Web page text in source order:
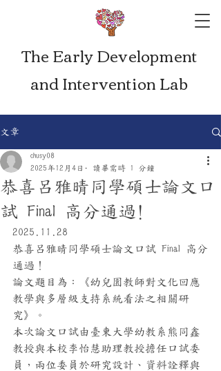
The Early Development
and Intervention Lab
文章
恭喜呂雅晴同學碩士論文口
試 Final 高分通過!
chusy08
2025年12月4日
讀畢需時 1 分鐘
2025.11.28
恭喜呂雅晴同學碩士論文口試 Final 高分
通過！
論文題目為：《幼兒園教師對文化回應
教學與多層級支持系統看法之相關研
究》。
本次論文口試由臺東大學幼教系熊同鑫
教授與本校李怡慧助理教授擔任口試委
員，兩位委員於研究設計、資料詮釋與